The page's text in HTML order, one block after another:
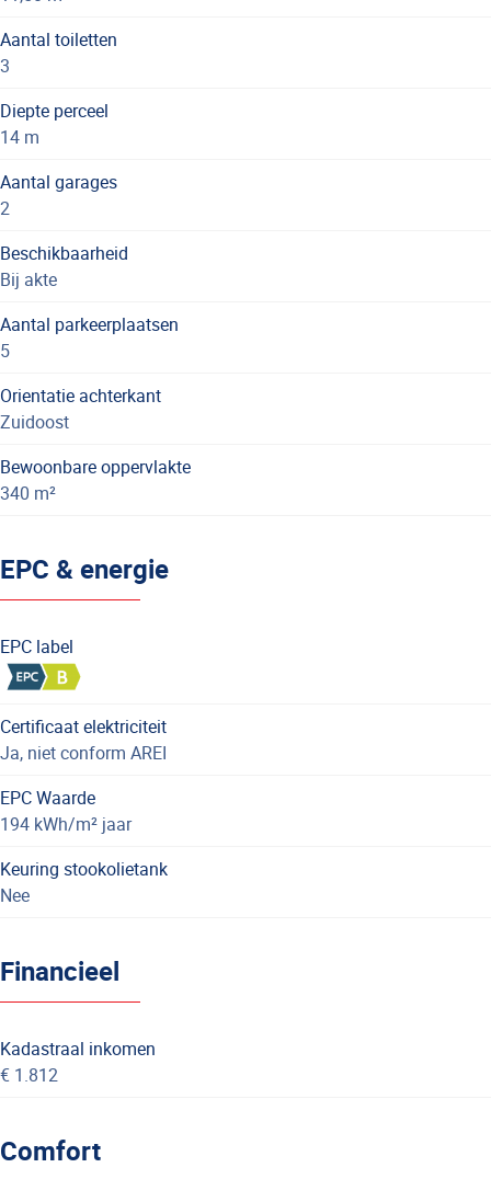
Aantal toiletten
3
Diepte perceel
14 m
Aantal garages
2
Beschikbaarheid
Bij akte
Aantal parkeerplaatsen
5
Orientatie achterkant
Zuidoost
Bewoonbare oppervlakte
340 m²
EPC & energie
EPC label
Certificaat elektriciteit
Ja, niet conform AREI
EPC Waarde
194 kWh/m² jaar
Keuring stookolietank
Nee
Financieel
Kadastraal inkomen
€ 1.812
Comfort